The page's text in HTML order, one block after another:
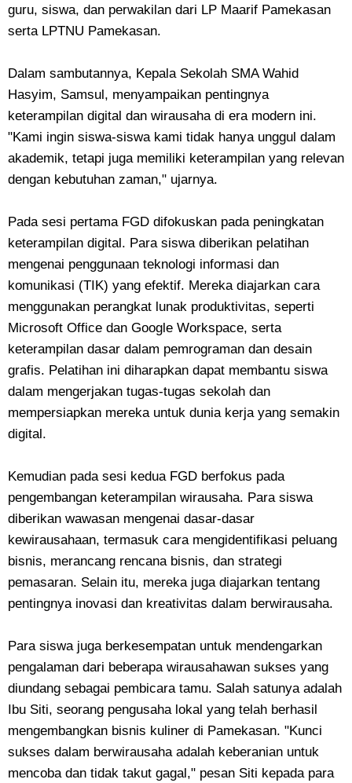
guru, siswa, dan perwakilan dari LP Maarif Pamekasan
serta LPTNU Pamekasan.
Dalam sambutannya, Kepala Sekolah SMA Wahid
Hasyim, Samsul, menyampaikan pentingnya
keterampilan digital dan wirausaha di era modern ini.
"Kami ingin siswa-siswa kami tidak hanya unggul dalam
akademik, tetapi juga memiliki keterampilan yang relevan
dengan kebutuhan zaman," ujarnya.
Pada sesi pertama FGD difokuskan pada peningkatan
keterampilan digital. Para siswa diberikan pelatihan
mengenai penggunaan teknologi informasi dan
komunikasi (TIK) yang efektif. Mereka diajarkan cara
menggunakan perangkat lunak produktivitas, seperti
Microsoft Office dan Google Workspace, serta
keterampilan dasar dalam pemrograman dan desain
grafis. Pelatihan ini diharapkan dapat membantu siswa
dalam mengerjakan tugas-tugas sekolah dan
mempersiapkan mereka untuk dunia kerja yang semakin
digital.
Kemudian pada sesi kedua FGD berfokus pada
pengembangan keterampilan wirausaha. Para siswa
diberikan wawasan mengenai dasar-dasar
kewirausahaan, termasuk cara mengidentifikasi peluang
bisnis, merancang rencana bisnis, dan strategi
pemasaran. Selain itu, mereka juga diajarkan tentang
pentingnya inovasi dan kreativitas dalam berwirausaha.
Para siswa juga berkesempatan untuk mendengarkan
pengalaman dari beberapa wirausahawan sukses yang
diundang sebagai pembicara tamu. Salah satunya adalah
Ibu Siti, seorang pengusaha lokal yang telah berhasil
mengembangkan bisnis kuliner di Pamekasan. "Kunci
sukses dalam berwirausaha adalah keberanian untuk
mencoba dan tidak takut gagal," pesan Siti kepada para